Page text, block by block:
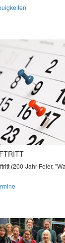
(200-Jahr-Feier,